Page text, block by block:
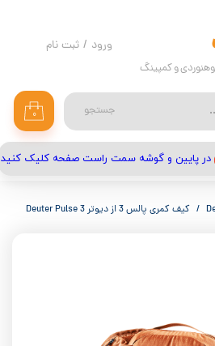
جستجو ۰
ورود / ثبت نام
در پایین و گوشه سمت راست صفحه کلیک کنید
و کمپینگ
کیف کمری پالس 3 از دیوتر Deuter Pulse 3